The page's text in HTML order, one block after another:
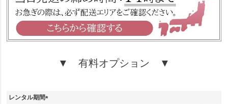
▼ 有料オプション ▼
レンタル期間